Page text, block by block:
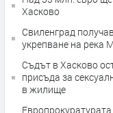
Хасково
Свиленград
укрепване на река
Съдът в Хасково
присъда за
в жилище
Европрокуратурата влезе във В и К